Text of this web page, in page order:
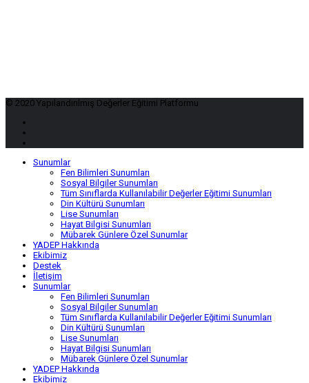
© 2020 Yapılandırılmış Değerler Eğitimi Platformu
Sunumlar
Fen Bilimleri Sunumları
Sosyal Bilgiler Sunumları
Tüm Sınıflarda Kullanılabilir Değerler Eğitimi Sunumları
Din Kültürü Sunumları
Lise Sunumları
Hayat Bilgisi Sunumları
Mübarek Günlere Özel Sunumlar
YADEP Hakkında
Ekibimiz
Destek
İletişim
Sunumlar
Fen Bilimleri Sunumları
Sosyal Bilgiler Sunumları
Tüm Sınıflarda Kullanılabilir Değerler Eğitimi Sunumları
Din Kültürü Sunumları
Lise Sunumları
Hayat Bilgisi Sunumları
Mübarek Günlere Özel Sunumlar
YADEP Hakkında
Ekibimiz